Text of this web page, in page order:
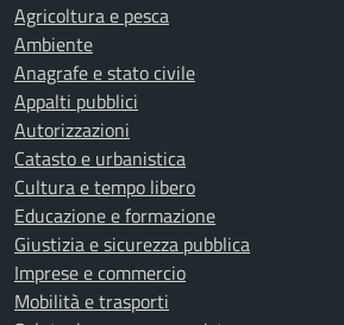
Agricoltura e pesca
Ambiente
Anagrafe e stato civile
Appalti pubblici
Autorizzazioni
Catasto e urbanistica
Cultura e tempo libero
Educazione e formazione
Giustizia e sicurezza pubblica
Imprese e commercio
Mobilità e trasporti